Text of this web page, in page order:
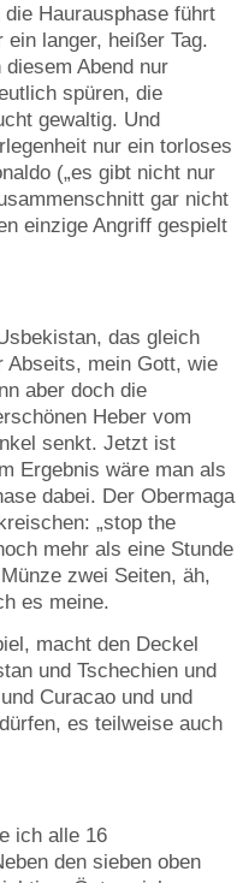
Haurausphase führt
langer, heißer Tag.
Abend nur
spüren, die
gewaltig. Und
nur ein torloses
(„es gibt nicht nur
gar nicht
einzige Angriff gespielt
das gleich
Abseits, mein Gott, wie
aber doch die
Heber vom
senkt. Jetzt ist
Ergebnis wäre man als
dabei. Der Obermaga
„stop the
mehr als eine Stunde
zwei Seiten, äh,
es meine.
macht den Deckel
und Tschechien und
Curacao und und
es teilweise auch
ich alle 16
den sieben oben